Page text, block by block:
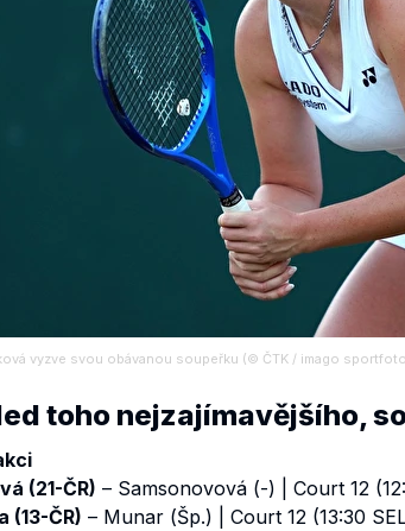
vyzve svou obávanou soupeřku (© ČTK / imago
toho nejzajímavějšího,
(21-ČR) – Samsonovová (-) | Court 12
(13-ČR) – Munar (Šp.) | Court 12 (13:30